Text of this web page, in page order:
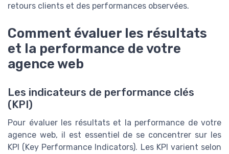
retours clients et des performances observées.
Comment évaluer les résultats
et la performance de votre
agence web
Les indicateurs de performance clés
(KPI)
Pour évaluer les résultats et la performance de votre
agence web, il est essentiel de se concentrer sur les
KPI (Key Performance Indicators). Les KPI varient selon